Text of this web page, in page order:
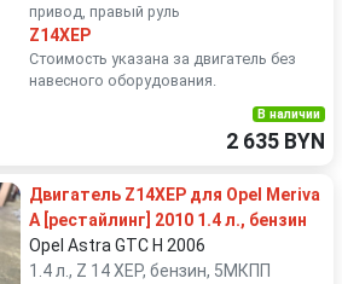
привод, правый руль
Z14XEP
Стоимость указана за двигатель без
навесного оборудования.
В наличии
2 635 BYN
Двигатель Z14XEP для Opel Meriva
A [рестайлинг] 2010 1.4 л., бензин
Opel Astra GTC H 2006
1.4 л., Z 14 XEP, бензин, 5МКПП